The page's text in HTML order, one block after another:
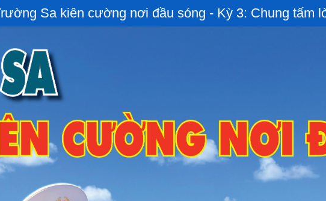
Sa kiên cường nơi đầu sóng - Kỳ 3: Chung tấm